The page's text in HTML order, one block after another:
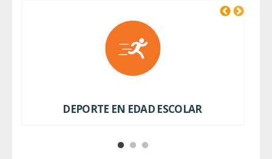
DEPORTE EN EDAD ESCOLAR
Previous